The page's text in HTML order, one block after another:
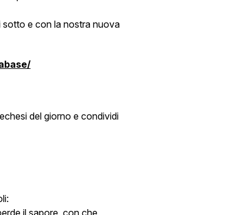
sotto e con la nostra nuova
del giorno e condividi
il sapore, con che